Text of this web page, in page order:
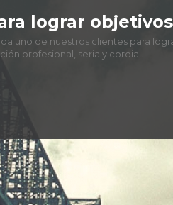
y
de respuesta, transparencia de